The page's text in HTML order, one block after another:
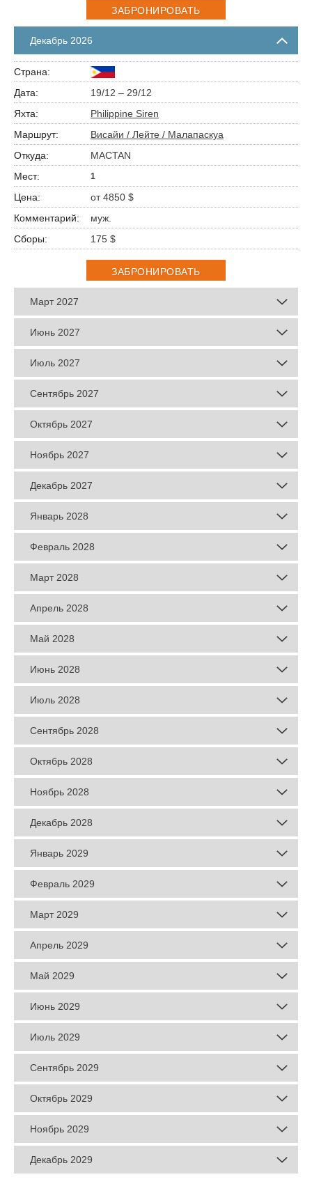
ЗАБРОНИРОВАТЬ
Декабрь 2026
19/12 – 29/12
Philippine Siren
Висайи / Лейте / Малапаскуа
MACTAN
1
от 4850 $
муж.
175 $
ЗАБРОНИРОВАТЬ
Март 2027
Июнь 2027
Июль 2027
Сентябрь 2027
Октябрь 2027
Ноябрь 2027
Декабрь 2027
Январь 2028
Февраль 2028
Март 2028
Апрель 2028
Май 2028
Июнь 2028
Июль 2028
Сентябрь 2028
Октябрь 2028
Ноябрь 2028
Декабрь 2028
Январь 2029
Февраль 2029
Март 2029
Апрель 2029
Май 2029
Июнь 2029
Июль 2029
Сентябрь 2029
Октябрь 2029
Ноябрь 2029
Декабрь 2029